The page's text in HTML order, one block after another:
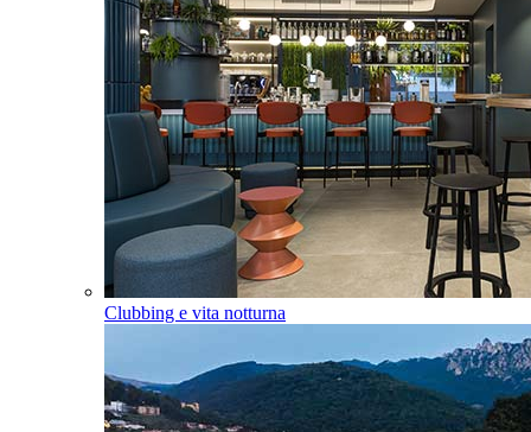
Clubbing e vita notturna